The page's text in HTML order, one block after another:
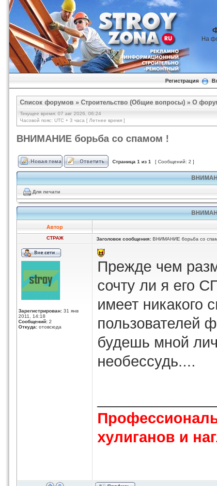
На
Регистрация
Список форумов » Строительство (Общие вопросы) » О
Текущее время: 07 авг 2026, 06:24
Часовой пояс: UTC + 3 часа [ Летнее время ]
ВНИМАНИЕ борьба со спамом !
Страница 1 из 1 [ Сообщений: 2 ]
Для печати
Автор
СТРАЖ Заголовок сообщения: ВНИМАНИЕ борьба со
Зарегистрирован: 31 янв
2011, 14:18
Сообщений: 2
Откуда: отовсюда
Прежде чем
сочту ли я его
имеет никакого
пользователей
будешь мной
необессудь....
хулиганов и